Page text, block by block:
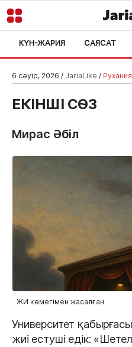
КҮН-ЖАРИЯ САЯСАТ
6 сәуір, 2026 / JariaLike /
ЕКІНШІ СӨЗ
Мирас Әбіл
ЖИ көмегімен жасалған
Университет
жиі естуші едік: